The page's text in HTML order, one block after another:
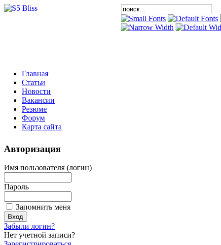
Главная
Статьи
Новости
Вакансии
Резюме
Форум
Карта сайта
Авторизация
Имя пользователя (логин)
Пароль
Запомнить меня
Забыли логин?
Нет учетной записи?